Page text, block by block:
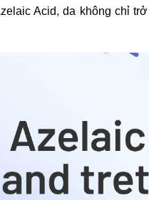
Acid, da không chỉ